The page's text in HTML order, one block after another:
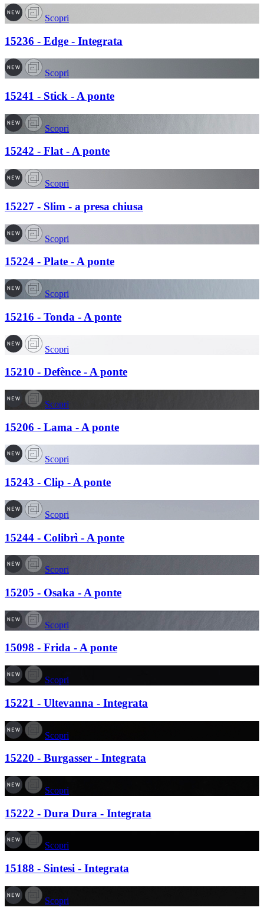
Scopri
15236 - Edge - Integrata
Scopri
15241 - Stick - A ponte
Scopri
15242 - Flat - A ponte
Scopri
15227 - Slim - a presa chiusa
Scopri
15224 - Plate - A ponte
Scopri
15216 - Tonda - A ponte
Scopri
15210 - Defènce - A ponte
Scopri
15206 - Lama - A ponte
Scopri
15243 - Clip - A ponte
Scopri
15244 - Colibrì - A ponte
Scopri
15205 - Osaka - A ponte
Scopri
15098 - Frida - A ponte
Scopri
15221 - Ultevanna - Integrata
Scopri
15220 - Burgasser - Integrata
Scopri
15222 - Dura Dura - Integrata
Scopri
15188 - Sintesi - Integrata
Scopri